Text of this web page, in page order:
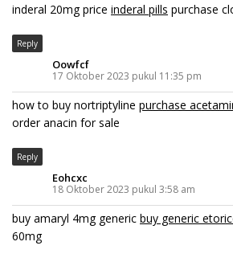
inderal 20mg price inderal pills purchase
Reply
Oowfcf
17 Oktober 2023 pukul 11:35 pm
how to buy nortriptyline purchase
order anacin for sale
Reply
Eohcxc
18 Oktober 2023 pukul 3:58 am
buy amaryl 4mg generic buy generic
60mg